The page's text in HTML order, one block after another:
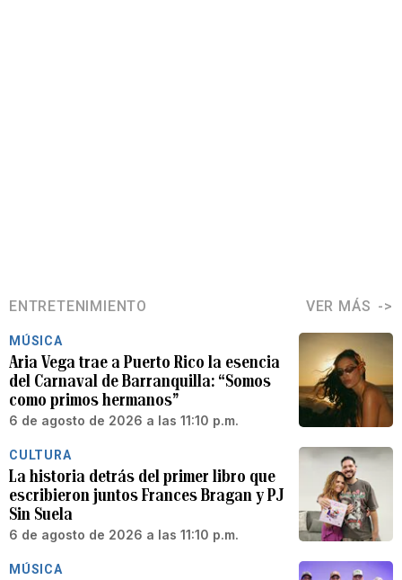
ENTRETENIMIENTO VER MÁS
MÚSICA
Aria Vega trae a Puerto Rico la esencia
del Carnaval de Barranquilla: “Somos
como primos hermanos”
6 de agosto de 2026 a las 11:10 p.m.
CULTURA
La historia detrás del primer libro que
escribieron juntos Frances Bragan y PJ
Sin Suela
6 de agosto de 2026 a las 11:10 p.m.
MÚSICA